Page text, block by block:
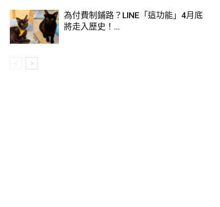
個別機身功能方面，將在週五 10 月 16 日開放預售的 iPhone
為付費制鋪路？LINE「這功能」4月底
將走入歷史！...